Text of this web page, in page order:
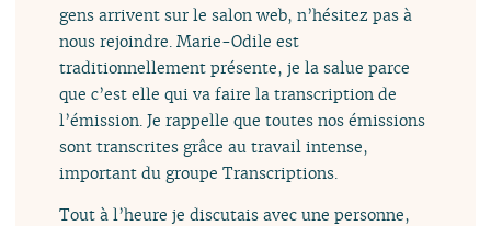
gens arrivent sur le salon web, n’hésitez pas à
nous rejoindre. Marie-Odile est
traditionnellement présente, je la salue parce
que c’est elle qui va faire la transcription de
l’émission. Je rappelle que toutes nos émissions
sont transcrites grâce au travail intense,
important du groupe Transcriptions.
Tout à l’heure je discutais avec une personne,